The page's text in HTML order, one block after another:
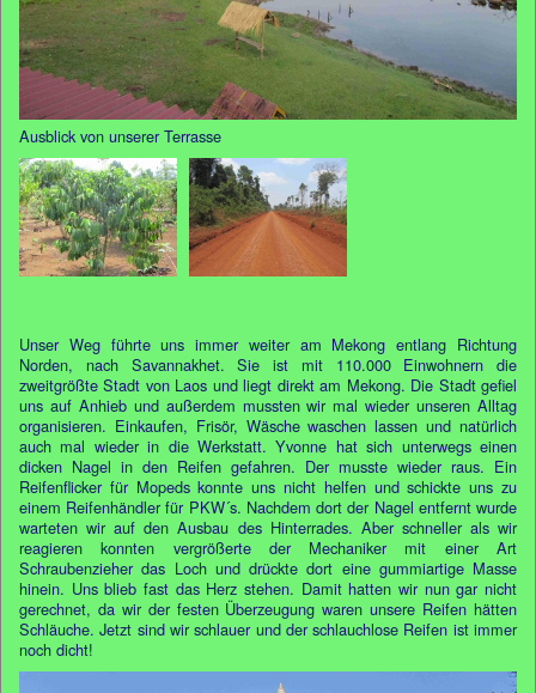
Ausblick von unserer Terrasse
Unser Weg führte uns immer weiter am Mekong entlang Richtung
Norden, nach Savannakhet. Sie ist mit 110.000 Einwohnern die
zweitgrößte Stadt von Laos und liegt direkt am Mekong. Die Stadt gefiel
uns auf Anhieb und außerdem mussten wir mal wieder unseren Alltag
organisieren. Einkaufen, Frisör, Wäsche waschen lassen und natürlich
auch mal wieder in die Werkstatt. Yvonne hat sich unterwegs einen
dicken Nagel in den Reifen gefahren. Der musste wieder raus. Ein
Reifenflicker für Mopeds konnte uns nicht helfen und schickte uns zu
einem Reifenhändler für PKW´s. Nachdem dort der Nagel entfernt wurde
warteten wir auf den Ausbau des Hinterrades. Aber schneller als wir
reagieren konnten vergrößerte der Mechaniker mit einer Art
Schraubenzieher das Loch und drückte dort eine gummiartige Masse
hinein. Uns blieb fast das Herz stehen. Damit hatten wir nun gar nicht
gerechnet, da wir der festen Überzeugung waren unsere Reifen hätten
Schläuche. Jetzt sind wir schlauer und der schlauchlose Reifen ist immer
noch dicht!